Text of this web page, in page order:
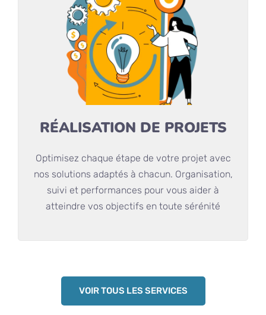
RÉALISATION DE PROJETS
Optimisez chaque étape de votre projet avec
nos solutions adaptés à chacun. Organisation,
suivi et performances pour vous aider à
atteindre vos objectifs en toute sérénité
VOIR TOUS LES SERVICES